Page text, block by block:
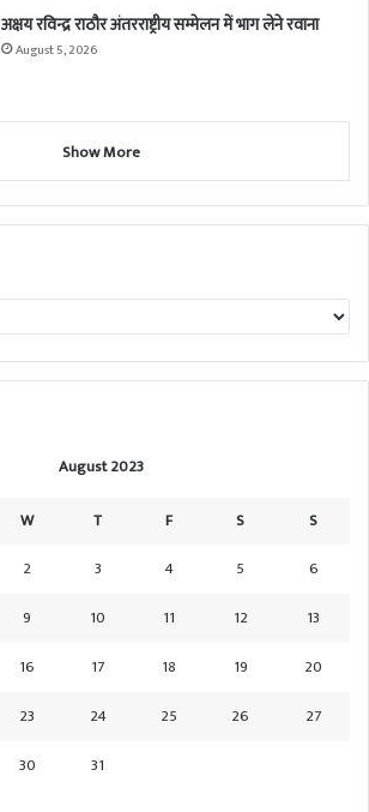
अक्षय रविन्द्र राठौर अंतरराष्ट्रीय सम्मेलन में भाग लेने रवाना
August 5, 2026
Show More
August 2023
W T F S
S
2 3 4 5
6
9 10 11 12
13
16 17 18 19
20
23 24 25 26
27
30 31